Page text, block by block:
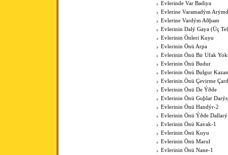
Evlerinde Var Badiya
Evlerine Varamadým
Evlerine Vardým Aðþam
Evlerinin Dalý Gaya (Üç
Evlerinin Önleri Kuyu
Evlerinin Önü Arpa
Evlerinin Önü Bir Ufak
Evlerinin Önü Budur
Evlerinin Önü Bulgur
Evlerinin Önü Çevirme
Evlerinin Önü De Ýðde
Evlerinin Önü Guþlar
Evlerinin Önü Handýr-2
Evlerinin Önü Ýðde
Evlerinin Önü Kavak-1
Evlerinin Önü Kuyu
Evlerinin Önü Marul
Evlerinin Önü Nane-1